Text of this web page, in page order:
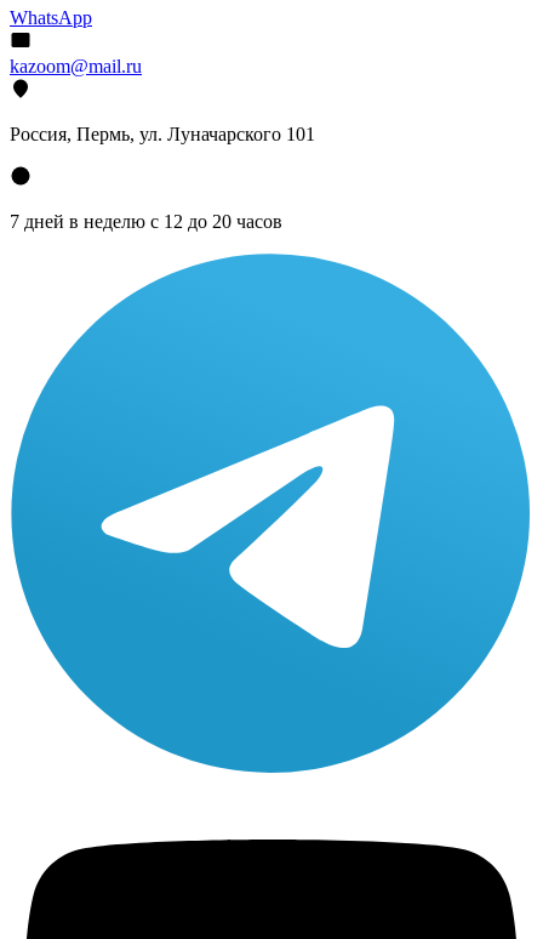
WhatsApp
kazoom@mail.ru
Россия, Пермь, ул. Луначарского 101
7 дней в неделю с 12 до 20 часов